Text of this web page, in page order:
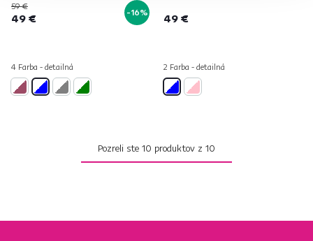
59 €
49 € -16%
4 Farba - detailná
49 €
2 Farba - detailná
Pozreli ste 10 produktov z 10